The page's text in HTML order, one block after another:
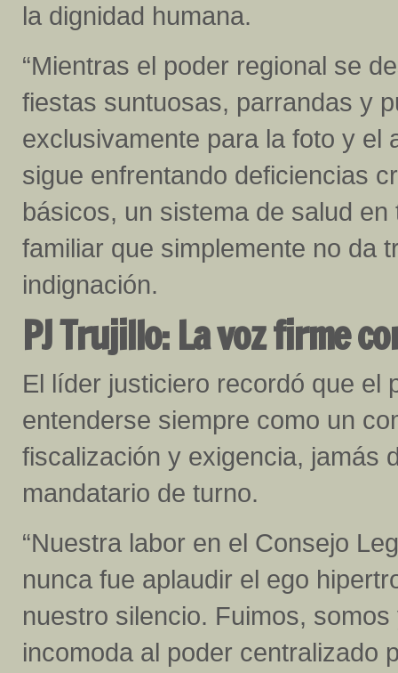
la dignidad humana.
“Mientras el poder regional se
fiestas suntuosas, parrandas y
exclusivamente para la foto y el
sigue enfrentando deficiencias
básicos, un sistema de salud
familiar que simplemente no da
indignación.
PJ Trujillo: La voz firme
El líder justiciero recordó que el
entenderse siempre como un
fiscalización y exigencia, jamás
mandatario de turno.
“Nuestra labor en el Consejo
nunca fue aplaudir el ego
nuestro silencio. Fuimos,
incomoda al poder centralizado